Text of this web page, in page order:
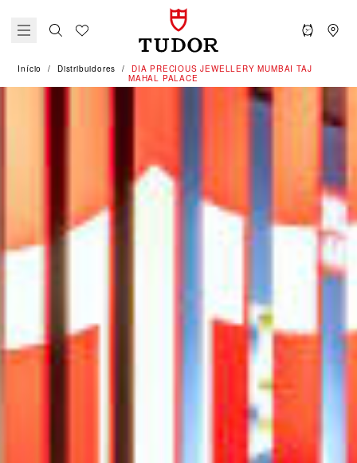
Início Distribuidores
‭DIA PRECIOUS JEWELLERY MUMBAI TAJ
MAHAL PALACE‬